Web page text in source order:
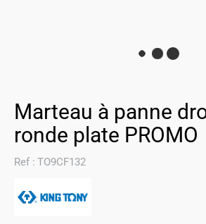
Marteau à panne
ronde plate PROMO
Ref : TO9CF132